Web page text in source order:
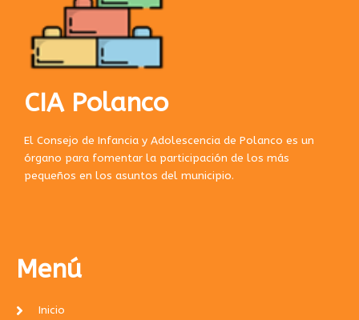
CIA Polanco
El Consejo de Infancia y Adolescencia de Polanco es un
órgano para fomentar la participación de los más
pequeños en los asuntos del municipio.
Menú
Inicio